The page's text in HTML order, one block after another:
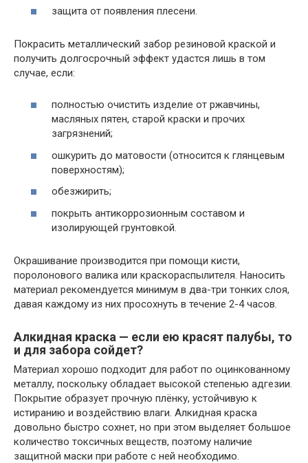
защита от появления плесени.
Покрасить металлический забор резиновой краской и
получить долгосрочный эффект удастся лишь в том
случае, если:
полностью очистить изделие от ржавчины,
масляных пятен, старой краски и прочих
загрязнений;
ошкурить до матовости (относится к глянцевым
поверхностям);
обезжирить;
покрыть антикоррозионным составом и
изолирующей грунтовкой.
Окрашивание производится при помощи кисти,
поролонового валика или краскораспылителя. Наносить
материал рекомендуется минимум в два-три тонких слоя,
давая каждому из них просохнуть в течение 2-4 часов.
Алкидная краска — если ею красят палубы, то
и для забора сойдет?
Материал хорошо подходит для работ по оцинкованному
металлу, поскольку обладает высокой степенью адгезии.
Покрытие образует прочную плёнку, устойчивую к
истиранию и воздействию влаги. Алкидная краска
довольно быстро сохнет, но при этом выделяет большое
количество токсичных веществ, поэтому наличие
защитной маски при работе с ней необходимо.